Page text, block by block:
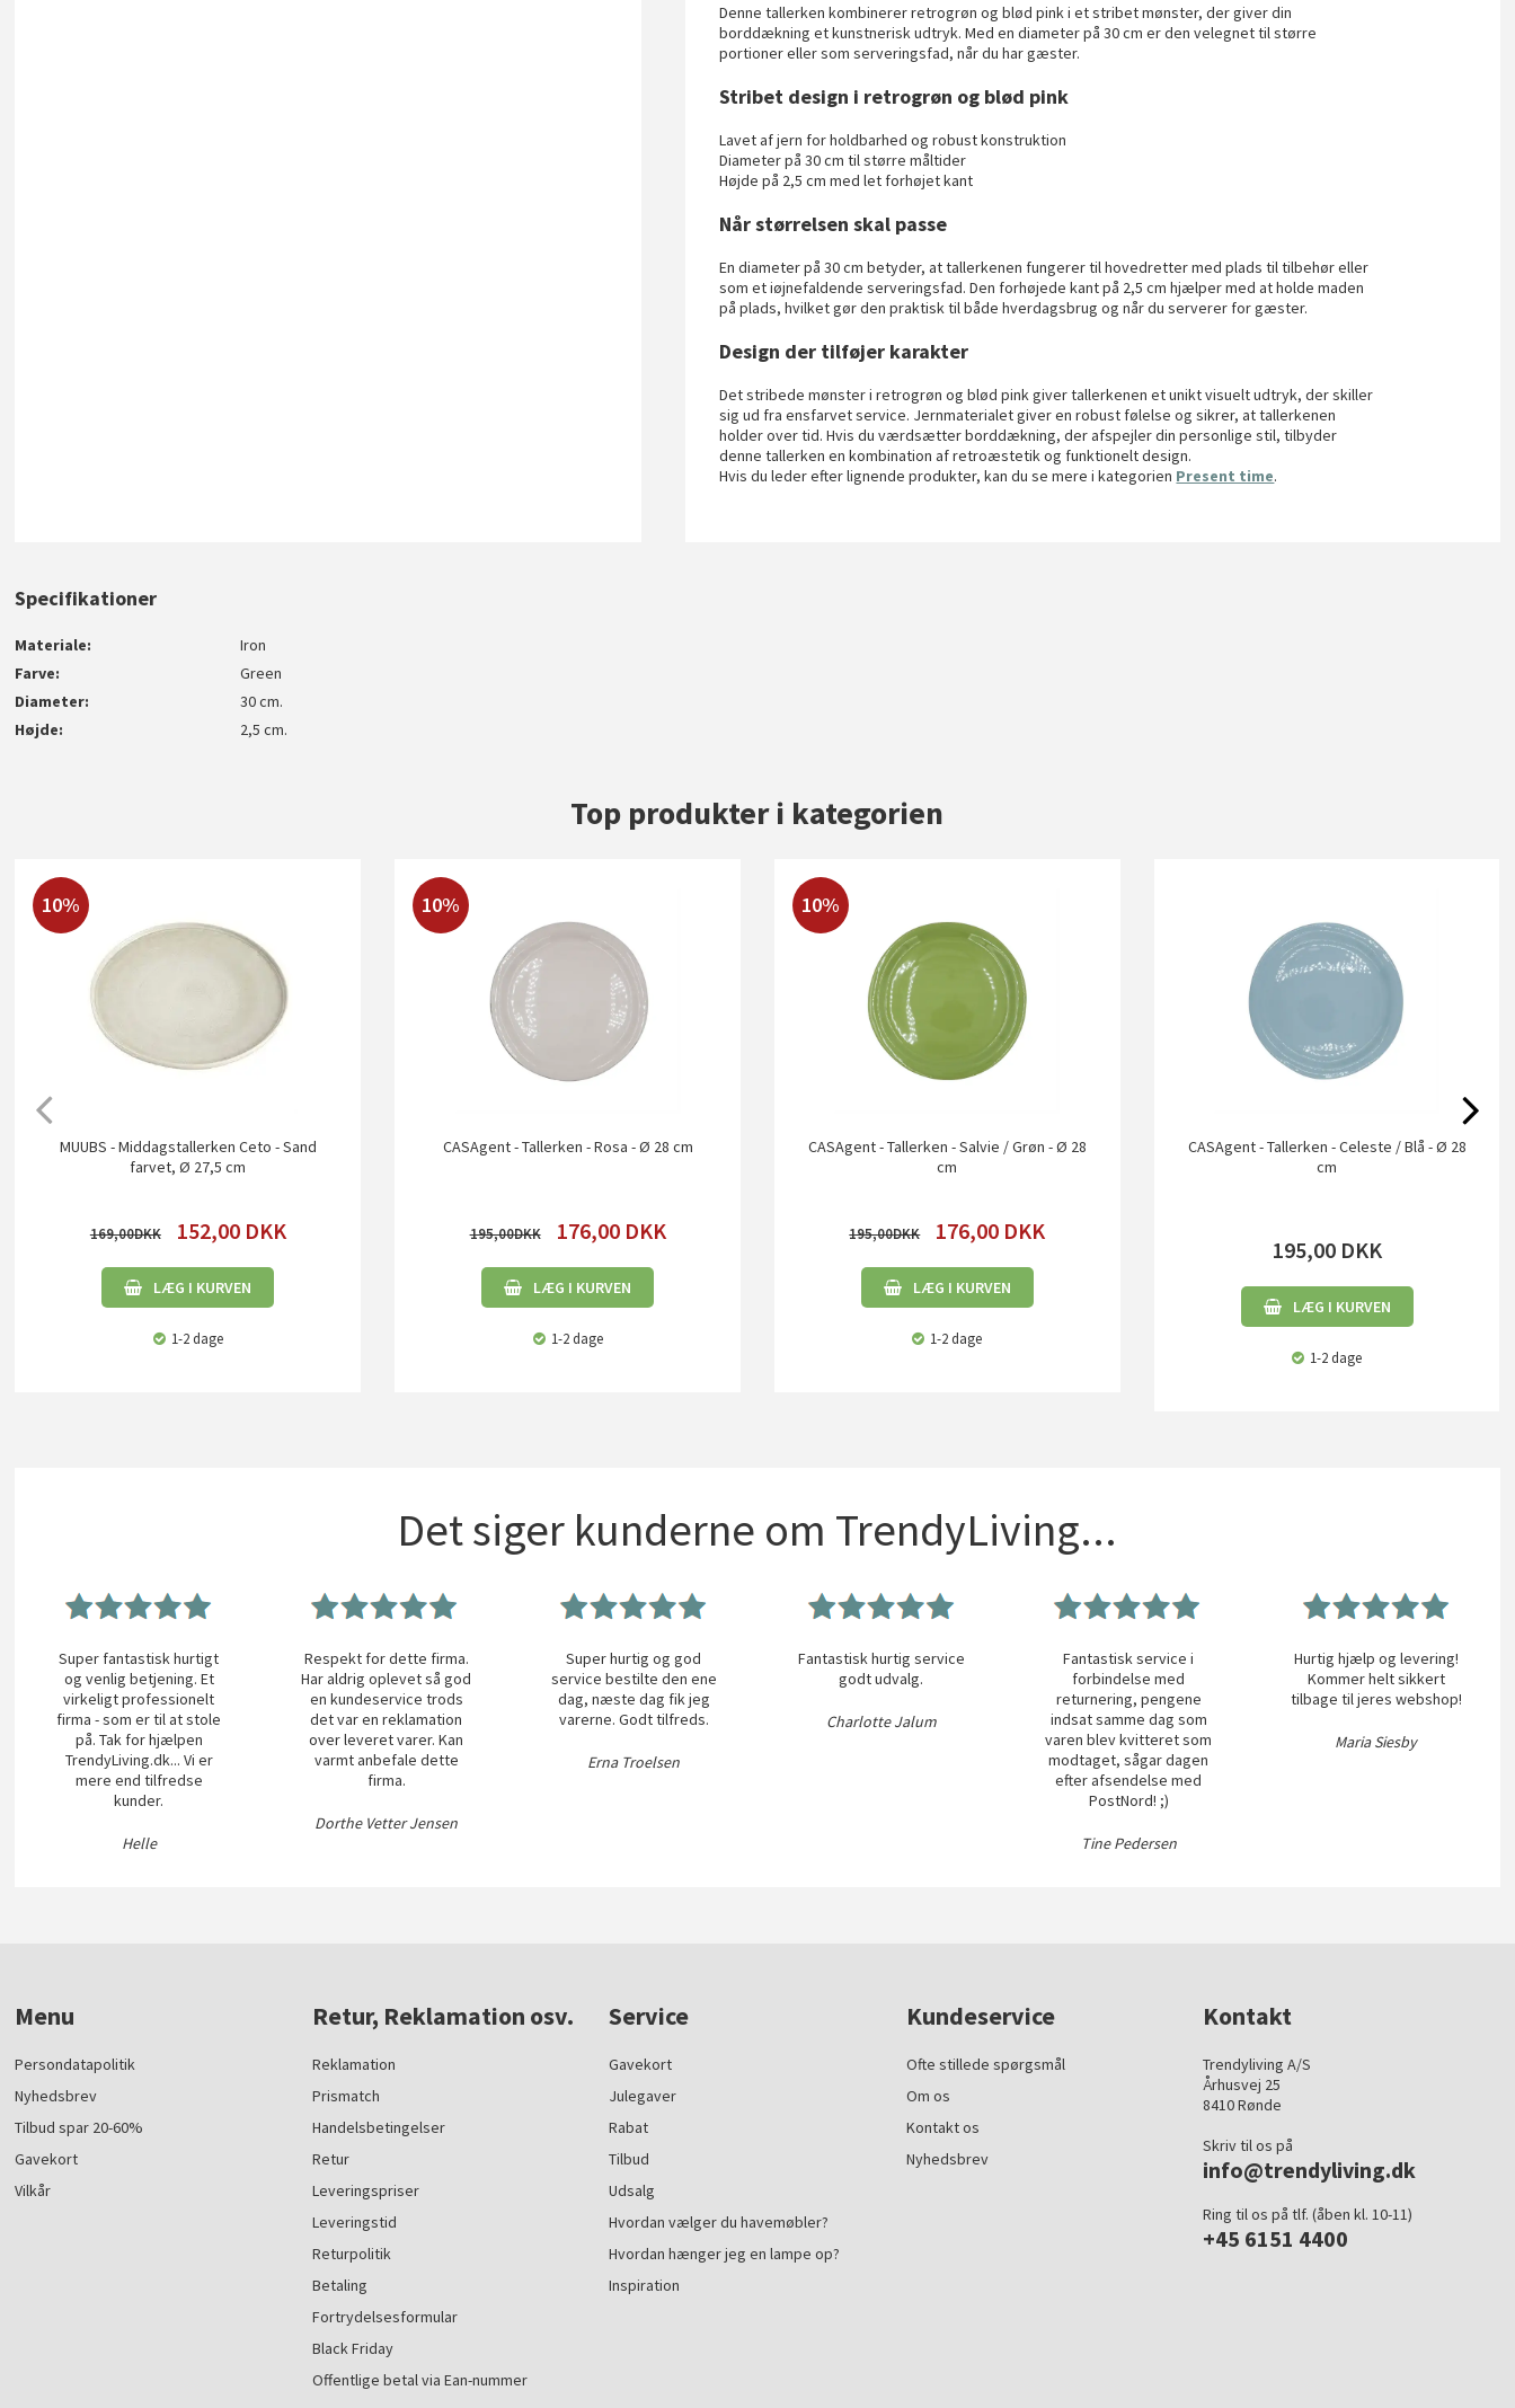
Denne tallerken kombinerer retrogrøn og blød pink i et stribet mønster, der giver din
borddækning et kunstnerisk udtryk. Med en diameter på 30 cm er den velegnet til større
portioner eller som serveringsfad, når du har gæster.
Stribet design i retrogrøn og blød pink
Lavet af jern for holdbarhed og robust konstruktion
Diameter på 30 cm til større måltider
Højde på 2,5 cm med let forhøjet kant
Når størrelsen skal passe
En diameter på 30 cm betyder, at tallerkenen fungerer til hovedretter med plads til tilbehør eller
som et iøjnefaldende serveringsfad. Den forhøjede kant på 2,5 cm hjælper med at holde maden
på plads, hvilket gør den praktisk til både hverdagsbrug og når du serverer for gæster.
Design der tilføjer karakter
Det stribede mønster i retrogrøn og blød pink giver tallerkenen et unikt visuelt udtryk, der skiller
sig ud fra ensfarvet service. Jernmaterialet giver en robust følelse og sikrer, at tallerkenen
holder over tid. Hvis du værdsætter borddækning, der afspejler din personlige stil, tilbyder
denne tallerken en kombination af retroæstetik og funktionelt design.
Hvis du leder efter lignende produkter, kan du se mere i kategorien Present time.
Specifikationer
Materiale
Iron
Farve
Green
Diameter
30 cm.
Højde
2,5 cm.
Top produkter i kategorien
10%
MUUBS - Middagstallerken Ceto - Sand
farvet, Ø 27,5 cm
169,00 152,00 DKK
LÆG I KURVEN
1-2 dage
10%
CASAgent - Tallerken - Rosa - Ø 28 cm
195,00 176,00 DKK
LÆG I KURVEN
1-2 dage
10%
CASAgent - Tallerken - Salvie / Grøn - Ø 28
cm
195,00 176,00 DKK
LÆG I KURVEN
1-2 dage
CASAgent - Tallerken - Celeste / Blå - Ø 28
cm
195,00 DKK
LÆG I KURVEN
1-2 dage
Det siger kunderne om TrendyLiving...
Super fantastisk hurtigt
og venlig betjening. Et
virkeligt professionelt
firma - som er til at stole
på. Tak for hjælpen
TrendyLiving.dk... Vi er
mere end tilfredse
kunder.
Helle
Respekt for dette firma.
Har aldrig oplevet så god
en kundeservice trods
det var en reklamation
over leveret varer. Kan
varmt anbefale dette
firma.
Dorthe Vetter Jensen
Super hurtig og god
service bestilte den ene
dag, næste dag fik jeg
varerne. Godt tilfreds.
Erna Troelsen
Fantastisk hurtig service
godt udvalg.
Charlotte Jalum
Fantastisk service i
forbindelse med
returnering, pengene
indsat samme dag som
varen blev kvitteret som
modtaget, sågar dagen
efter afsendelse med
PostNord! ;)
Tine Pedersen
Hurtig hjælp og levering!
Kommer helt sikkert
tilbage til jeres webshop!
Maria Siesby
Menu
Persondatapolitik
Nyhedsbrev
Tilbud spar 20-60%
Gavekort
Vilkår
Retur, Reklamation osv.
Reklamation
Prismatch
Handelsbetingelser
Retur
Leveringspriser
Leveringstid
Returpolitik
Betaling
Fortrydelsesformular
Black Friday
Offentlige betal via Ean-nummer
Service
Gavekort
Julegaver
Rabat
Tilbud
Udsalg
Hvordan vælger du havemøbler?
Hvordan hænger jeg en lampe op?
Inspiration
Kundeservice
Ofte stillede spørgsmål
Om os
Kontakt os
Nyhedsbrev
Kontakt
Trendyliving A/S
Århusvej 25
8410 Rønde
Skriv til os på
info@trendyliving.dk
Ring til os på tlf. (åben kl. 10-11)
+45 6151 4400